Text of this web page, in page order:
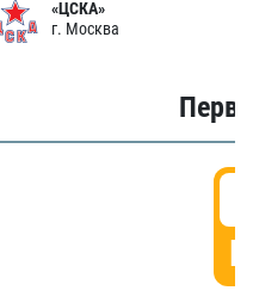
«ЦСКА»
г. Москва